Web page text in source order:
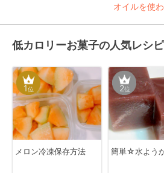
オイルを使
低カロリーお菓子の人気レシピ
1位
メロン冷凍保存方法
2位
簡単☆水よう